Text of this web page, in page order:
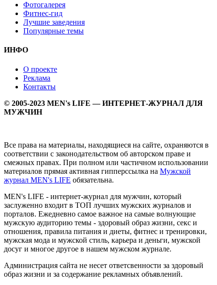
Фотогалерея
Фитнес-гид
Лучшие заведения
Популярные темы
ИНФО
О проекте
Реклама
Контакты
© 2005-2023 MEN's LIFE — ИНТЕРНЕТ-ЖУРНАЛ ДЛЯ
МУЖЧИН
Все права на материалы, находящиеся на сайте, охраняются в
соответствии с законодательством об авторском праве и
смежных правах. При полном или частичном использовании
материалов прямая активная гипперссылка на Мужской
журнал MEN's LIFE обязательна.
MEN's LIFE - интернет-журнал для мужчин, который
заслуженно входит в ТОП лучших мужских журналов и
порталов. Ежедневно самое важное на самые волнующие
мужскую аудиторию темы - здоровый образ жизни, секс и
отношения, правила питания и диеты, фитнес и тренировки,
мужская мода и мужской стиль, карьера и деньги, мужской
досуг и многое другое в нашем мужском журнале.
Администрация сайта не несет ответсвенности за здоровый
образ жизни и за содержание рекламных объявлений.